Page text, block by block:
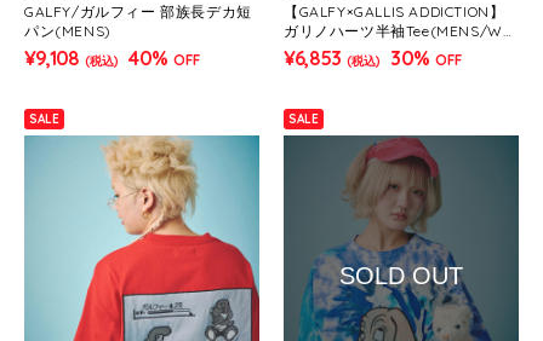
GALFY/ガルフィー 部族長デカ短
パン(MENS)
¥9,108 (税込) 40% OFF
【GALFY×GALLIS ADDICTION】
ガリノハーツ半袖Tee(MENS/WO
MENS)
¥6,853 (税込) 30% OFF
SALE SALE
SOLD OUT